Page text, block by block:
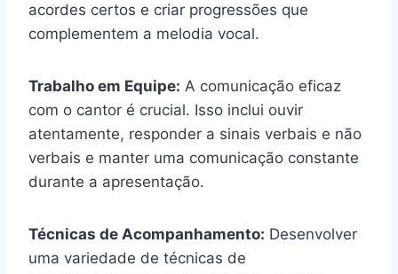
acordes certos e criar progressões que
complementem a melodia vocal.
Trabalho em Equipe: A comunicação eficaz
com o cantor é crucial. Isso inclui ouvir
atentamente, responder a sinais verbais e não
verbais e manter uma comunicação constante
durante a apresentação.
Técnicas de Acompanhamento: Desenvolver
uma variedade de técnicas de